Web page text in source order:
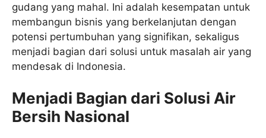
gudang yang mahal. Ini adalah kesempatan untuk
membangun bisnis yang berkelanjutan dengan
potensi pertumbuhan yang signifikan, sekaligus
menjadi bagian dari solusi untuk masalah air yang
mendesak di Indonesia.
Menjadi Bagian dari Solusi Air
Bersih Nasional